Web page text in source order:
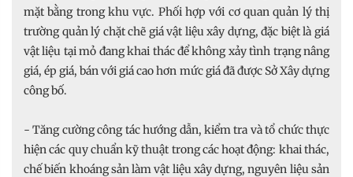
mặt bằng trong khu vực. Phối hợp với cơ quan quản lý thị
trường quản lý chặt chẽ giá vật liệu xây dựng, đặc biệt là giá
vật liệu tại mỏ đang khai thác để không xảy tình trạng nâng
giá, ép giá, bán với giá cao hơn mức giá đã được Sở Xây dựng
công bố.
- Tăng cường công tác hướng dẫn, kiểm tra và tổ chức thực
hiện các quy chuẩn kỹ thuật trong các hoạt động: khai thác,
chế biến khoáng sản làm vật liệu xây dựng, nguyên liệu sản